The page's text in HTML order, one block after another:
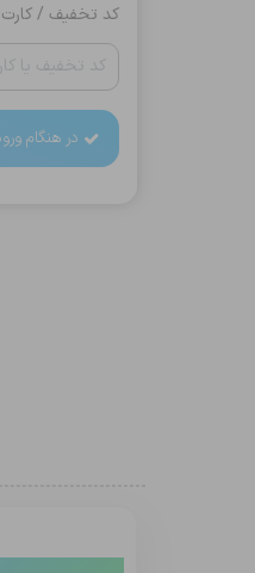
کد تخفیف /
در هنگام